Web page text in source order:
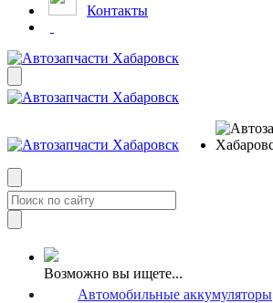
Контакты
Возможно вы ищете...
Автомобильные аккумуляторы